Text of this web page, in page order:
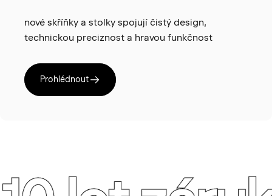
nové skříňky a stolky spojují čistý design,
technickou preciznost a hravou funkčnost
Prohlédnout